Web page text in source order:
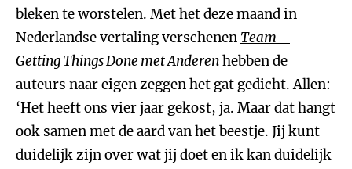
bleken te worstelen. Met het deze maand in
Nederlandse vertaling verschenen Team –
Getting Things Done met Anderenhebben de
auteurs naar eigen zeggen het gat gedicht. Allen:
‘Het heeft ons vier jaar gekost, ja. Maar dat hangt
ook samen met de aard van het beestje. Jij kunt
duidelijk zijn over wat jij doet en ik kan duidelijk